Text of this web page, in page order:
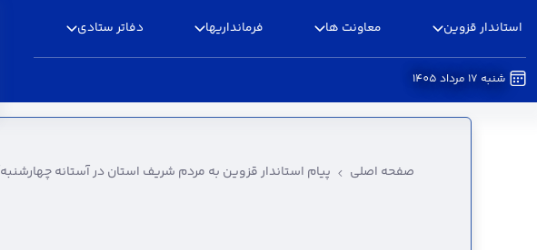
استاندار قزوین معاونت ها فرمانداریها دفاتر ستادی
شنبه 17 مرداد 1405
پیام استاندار قزوین به مردم شریف استان در آستانه
صفحه اصلی پیام استاندار قزوین به مردم شریف استان در آستانه